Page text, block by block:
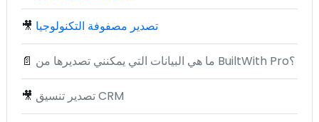
🎥 تصدير مصفوفة التكنولوجيا
📄 ما هي البيانات التي يمكنني تصديرها من BuiltWith Pro؟
🎥 تصدير تنسيق CRM